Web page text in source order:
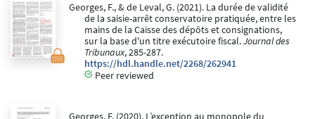
Georges, F., & de Leval, G. (2021). La durée de validité
de la saisie-arrêt conservatoire pratiquée, entre les
mains de la Caisse des dépôts et consignations,
sur la base d'un titre exécutoire fiscal.Journal des
Tribunaux, 285-287.
https://hdl.handle.net/2268/262941
Peer reviewed
Georges, F. (2020). L’exception au monopole du